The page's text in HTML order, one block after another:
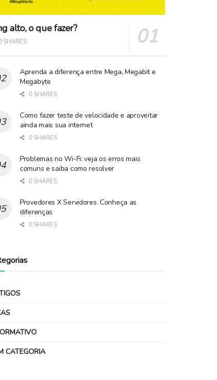
alto, o que fazer?
SHARES
Aprenda a diferença entre Mega, Megabit e
Megabyte
0 SHARES
Como fazer teste de velocidade e aproveitar
ainda mais sua internet
0 SHARES
Problemas no Wi-Fi: veja os erros mais
comuns e saiba como resolver
0 SHARES
Provedores X Servidores. Conheça as
diferenças
0 SHARES
CATEGORIA